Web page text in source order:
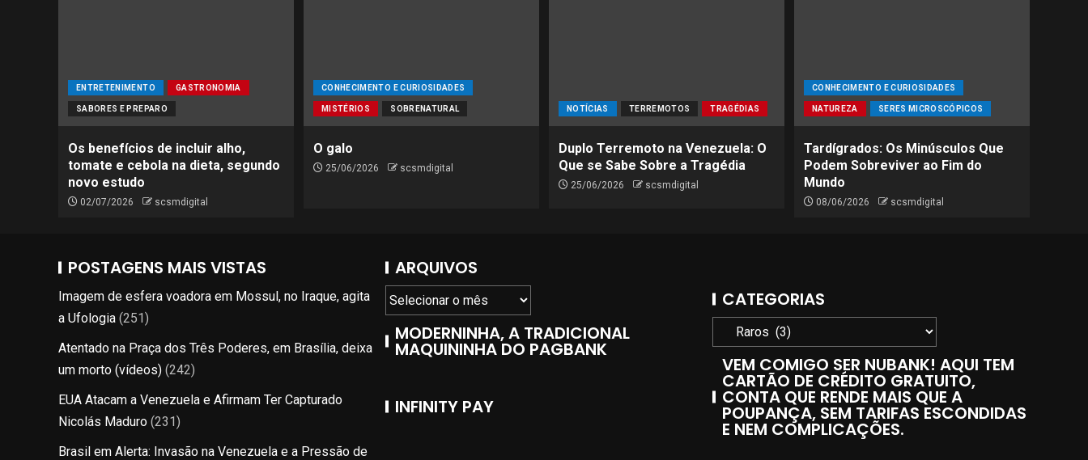
ENTRETENIMENTO GASTRONOMIA
SABORES E PREPARO
Os benefícios de incluir alho,
tomate e cebola na dieta, segundo
novo estudo
02/07/2026 scsmdigital
CONHECIMENTO E CURIOSIDADES
MISTÉRIOS SOBRENATURAL
O galo
25/06/2026 scsmdigital
NOTÍCIAS TERREMOTOS TRAGÉDIAS
Duplo Terremoto na Venezuela: O
Que se Sabe Sobre a Tragédia
25/06/2026 scsmdigital
CONHECIMENTO E CURIOSIDADES
NATUREZA SERES MICROSCÓPICOS
Tardígrados: Os Minúsculos Que
Podem Sobreviver ao Fim do
Mundo
08/06/2026 scsmdigital
POSTAGENS MAIS VISTAS
Imagem de esfera voadora em Mossul, no Iraque, agita
a Ufologia (251)
Atentado na Praça dos Três Poderes, em Brasília, deixa
um morto (vídeos) (242)
EUA Atacam a Venezuela e Afirmam Ter Capturado
Nicolás Maduro (231)
Brasil em Alerta: Invasão na Venezuela e a Pressão de
ARQUIVOS
MODERNINHA, A TRADICIONAL
MAQUININHA DO PAGBANK
INFINITY PAY
CATEGORIAS
VEM COMIGO SER NUBANK! AQUI TEM
CARTÃO DE CRÉDITO GRATUITO,
CONTA QUE RENDE MAIS QUE A
POUPANÇA, SEM TARIFAS ESCONDIDAS
E NEM COMPLICAÇÕES.